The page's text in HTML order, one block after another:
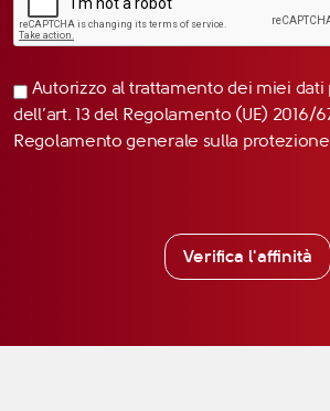
Autorizzo al trattamento dei miei dati
dell’art. 13 del Regolamento (UE) 2016/
Regolamento generale sulla
Verifica l'affinità